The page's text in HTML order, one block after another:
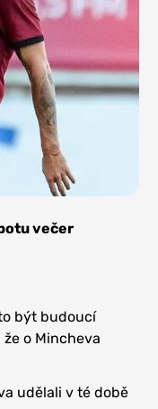
večer
být budoucí
o Mincheva
udělali v té době